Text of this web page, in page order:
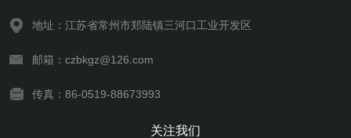
地址：江苏省常州市郑陆镇三河口工业开发区
邮箱：czbkgz@126.com
传真：86-0519-88673993
关注我们